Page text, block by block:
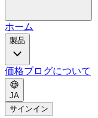
ホーム
製品
価格ブログについて
JA
サインイン